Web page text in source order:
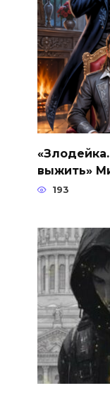
выжить»
193